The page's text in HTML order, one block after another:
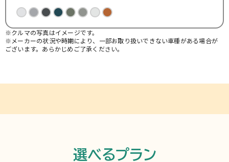
※クルマの写真はイメージです。
※メーカーの状況や時期により、一部お取り扱いできない車種がある場合が
ございます。あらかじめご了承ください。
選べるプラン